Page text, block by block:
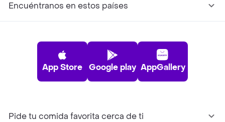
Encuéntranos en estos países
App Store Google play AppGallery
Pide tu comida favorita cerca de ti